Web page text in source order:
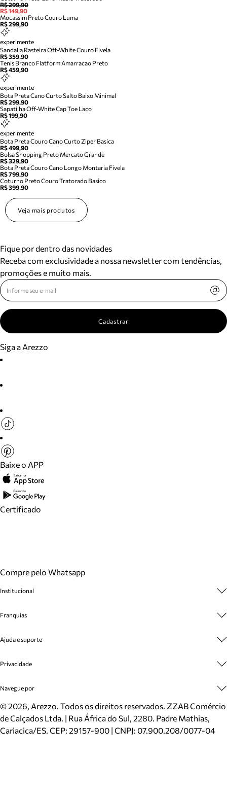
R$ 299,90
R$ 149,90
Mocassim Preto Couro Luma
R$ 299,90
experimente
Sandalia Rasteira Off-White Couro Fivela
R$ 359,90
Tenis Branco Flatform Amarracao Preto
R$ 459,90
experimente
Bota Preta Cano Curto Salto Baixo Minimal
R$ 299,90
Sapatilha Off-White Cap Toe Laco
R$ 199,90
experimente
Bota Preta Couro Cano Curto Ziper Basica
R$ 499,90
Bolsa Shopping Preto Mercato Grande
R$ 329,90
Bota Preta Couro Cano Longo Montaria Fivela
R$ 799,90
Coturno Preto Couro Tratorado Basico
R$ 399,90
Veja mais produtos
Fique por dentro das novidades
Receba com exclusividade a nossa newsletter com tendências,
promoções e muito mais.
Cadastrar
Siga a Arezzo
Baixe o APP
Certificado
Compre pelo Whatsapp
Institucional
Cashback
Venda Corporativa
Mapa do Site
Inverno
Mundo Arezzo
Franquias
Plano de Negócio
Ajuda e suporte
Cadastro
Meus Pedidos
Trocas e Devoluções
Cartão Presente
Localizador de lojas
Privacidade
Politica e Privacidade
Navegue por
Sapatos
Bolsas
Scarpins
©2026, Arezzo. Todos os direitos reservados. ZZAB Comércio
de Calçados Ltda. | Rua África do Sul, 2280. Padre Mathias,
Cariacica/ES. CEP: 29157-900 | CNPJ: 07.900.208/0077-04